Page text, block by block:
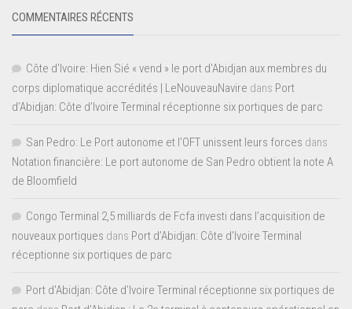
COMMENTAIRES RÉCENTS
Côte d'Ivoire: Hien Sié « vend » le port d'Abidjan aux membres du
corps diplomatique accrédités | LeNouveauNavire dans Port
d’Abidjan: Côte d’Ivoire Terminal réceptionne six portiques de parc
San Pedro: Le Port autonome et l’OFT unissent leurs forces dans
Notation financière: Le port autonome de San Pedro obtient la note A
de Bloomfield
Congo Terminal 2,5 milliards de Fcfa investi dans l’acquisition de
nouveaux portiques dans Port d’Abidjan: Côte d’Ivoire Terminal
réceptionne six portiques de parc
Port d'Abidjan: Côte d’Ivoire Terminal réceptionne six portiques de